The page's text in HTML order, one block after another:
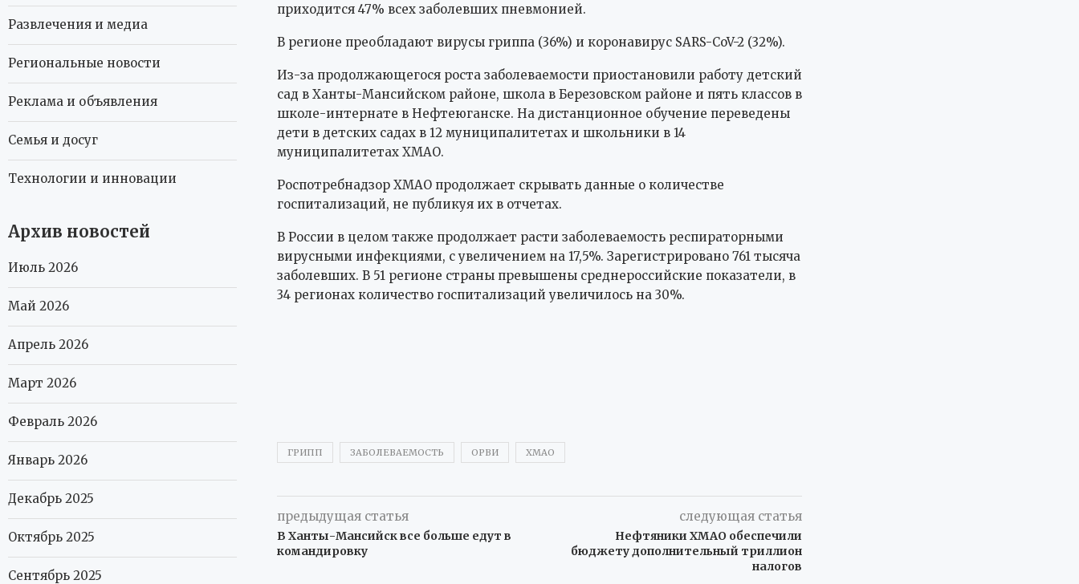
приходится 47% всех заболевших пневмонией.
В регионе преобладают вирусы гриппа (36%) и коронавирус SARS-CoV-2 (32%).
Из-за продолжающегося роста заболеваемости приостановили работу детский
сад в Ханты-Мансийском районе, школа в Березовском районе и пять классов в
школе-интернате в Нефтеюганске. На дистанционное обучение переведены
дети в детских садах в 12 муниципалитетах и школьники в 14
муниципалитетах ХМАО.
Роспотребнадзор ХМАО продолжает скрывать данные о количестве
госпитализаций, не публикуя их в отчетах.
В России в целом также продолжает расти заболеваемость респираторными
вирусными инфекциями, с увеличением на 17,5%. Зарегистрировано 761 тысяча
заболевших. В 51 регионе страны превышены среднероссийские показатели, в
34 регионах количество госпитализаций увеличилось на 30%.
ГРИПП ЗАБОЛЕВАЕМОСТЬ ОРВИ ХМАО
предыдущая статья
В Ханты-Мансийск все больше едут в
командировку
следующая статья
Нефтяники ХМАО обеспечили
бюджету дополнительный триллион
налогов
Развлечения и медиа
Региональные новости
Реклама и объявления
Семья и досуг
Технологии и инновации
Архив новостей
Июль 2026
Май 2026
Апрель 2026
Март 2026
Февраль 2026
Январь 2026
Декабрь 2025
Октябрь 2025
Сентябрь 2025